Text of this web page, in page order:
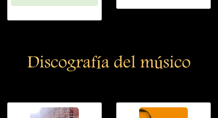
Discografía del músico